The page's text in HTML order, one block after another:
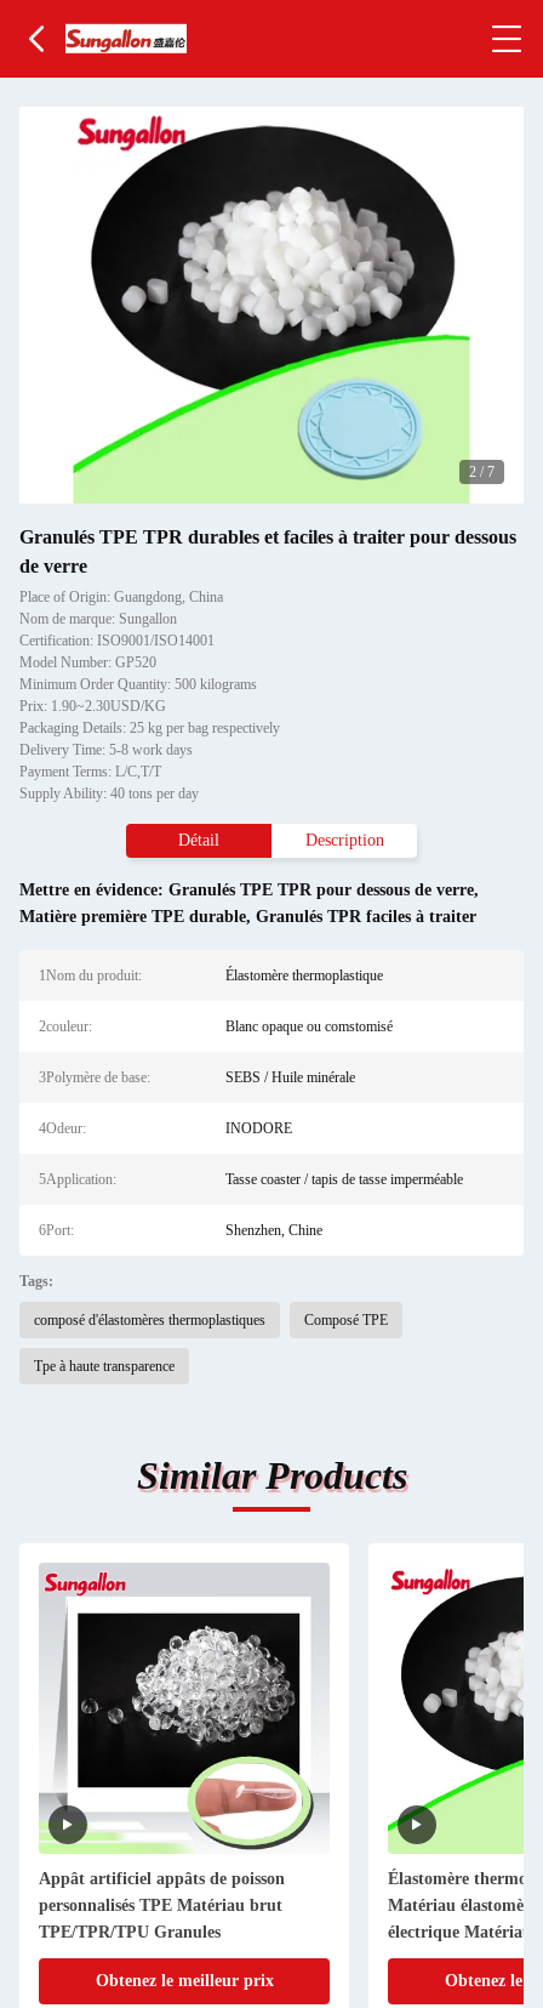
2 / 7
Granulés TPE TPR durables et faciles à traiter pour dessous
de verre
Place of Origin: Guangdong, China
Nom de marque: Sungallon
Certification: ISO9001/ISO14001
Model Number: GP520
Minimum Order Quantity: 500 kilograms
Prix: 1.90~2.30USD/KG
Packaging Details: 25 kg per bag respectively
Delivery Time: 5-8 work days
Payment Terms: L/C,T/T
Supply Ability: 40 tons per day
Détail Description
Mettre en évidence: Granulés TPE TPR pour dessous de verre,
Matière première TPE durable, Granulés TPR faciles à traiter
1Nom du produit: Élastomère thermoplastique
2couleur: Blanc opaque ou comstomisé
3Polymère de base: SEBS / Huile minérale
4Odeur: INODORE
5Application: Tasse coaster / tapis de tasse imperméable
6Port: Shenzhen, Chine
Tags:
composé d'élastomères thermoplastiques Composé TPE
Tpe à haute transparence
Similar Products
Appât artificiel appâts de poisson
personnalisés TPE Matériau brut
TPE/TPR/TPU Granules
Obtenez le meilleur prix
Élastomère
Matériau
électrique Matériau
Obtenez le